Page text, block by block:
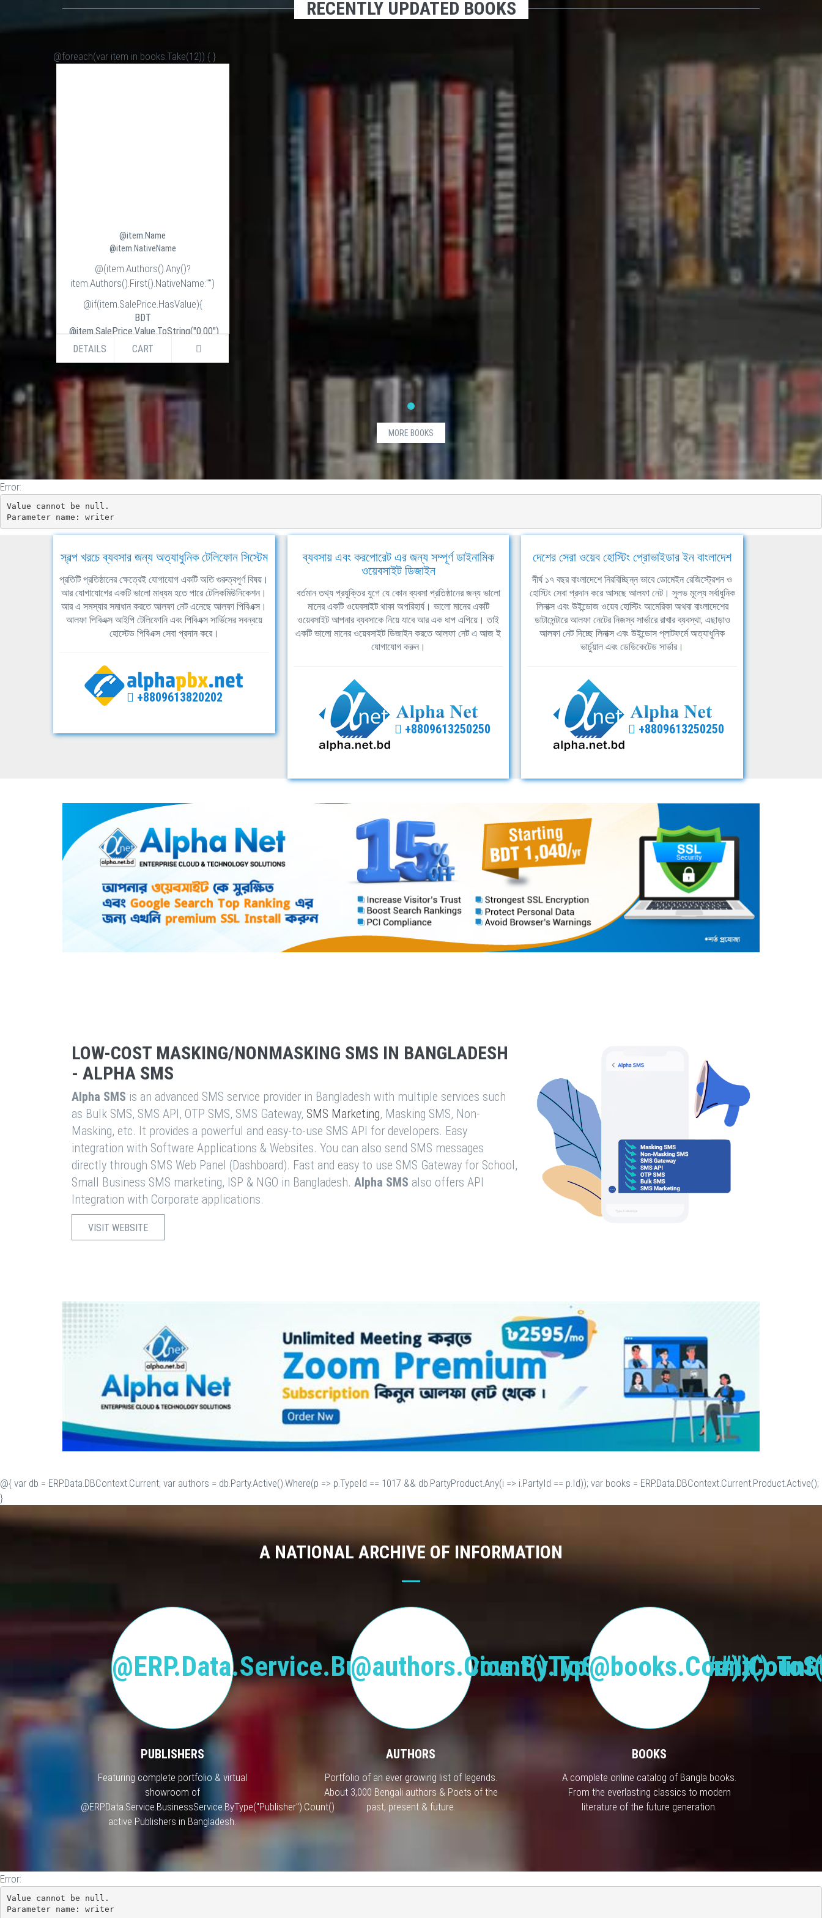
RECENTLY UPDATED BOOKS
@foreach(var item in books.Take(12)) { }
@item.Name
@item.NativeName
@(item.Authors().Any()?
item.Authors().First().NativeName:"")
@if(item.SalePrice.HasValue){
BDT
@item.SalePrice.Value.ToString("0.00")
BDT
}else if (item.ListPrice.HasValue) {
BDT
@item.ListPrice.Value.ToString("0.00")
DETAILS CART
MORE BOOKS
Error:
Value cannot be null.
Parameter name: writer
স্বল্প খরচে ব্যবসার জন্য অত্যাধুনিক টেলিফোন সিস্টেম
প্রতিটি প্রতিষ্ঠানের ক্ষেত্রেই যোগাযোগ একটি অতি গুরুত্বপূর্ণ বিষয়।
আর যোগাযোগের একটি ভালো মাধ্যম হতে পারে টেলিকমিউনিকেশন।
আর এ সমস্যার সমাধান করতে আলফা নেট এনেছে আলফা পিবিএক্স।
আলফা পিবিএক্স আইপি টেলিফোনি এবং পিবিএক্স সার্ভিসের সবন্বয়ে
হোস্টেড পিবিএক্স সেবা প্রদান করে।
+8809613820202
ব্যবসায় এবং করপোরেট এর জন্য সম্পূর্ণ ডাইনামিক
ওয়েবসাইট ডিজাইন
বর্তমান তথ্য প্রযুক্তির যুগে যে কোন ব্যবসা প্রতিষ্ঠানের জন্য ভালো
মানের একটি ওয়েবসাইট থাকা অপরিহার্য। ভালো মানের একটি
ওয়েবসাইট আপনার ব্যবসাকে নিয়ে যাবে আর এক ধাপ এগিয়ে। তাই
একটি ভালো মানের ওয়েবসাইট ডিজাইন করতে আলফা নেট এ আজ ই
যোগাযোগ করুন।
+8809613250250
দেশের সেরা ওয়েব হোস্টিং প্রোভাইডার ইন বাংলাদেশ
দীর্ঘ ১৭ বছর বাংলাদেশে নিরবিচ্ছিন্ন ভাবে ডোমেইন রেজিস্ট্রেশন ও
হোস্টিং সেবা প্রদান করে আসছে আলফা নেট। সুলভ মূল্যে সর্বাধুনিক
লিনাক্স এবং উইন্ডোজ ওয়েব হোস্টিং আমেরিকা অথবা বাংলাদেশের
ডাটাসেন্টারে আলফা নেটের নিজস্ব সার্ভারে রাখার ব্যবস্থা, এছাড়াও
আলফা নেট দিচ্ছে লিনাক্স এবং উইন্ডোস প্লাটফর্মে অত্যাধুনিক
ভার্চুয়াল এবং ডেডিকেটেড সার্ভার।
+8809613250250
LOW-COST MASKING/NONMASKING SMS IN BANGLADESH
- ALPHA SMS
Alpha SMS is an advanced SMS service provider in Bangladesh with multiple services such
as Bulk SMS, SMS API, OTP SMS, SMS Gateway, SMS Marketing, Masking SMS, Non-
Masking, etc. It provides a powerful and easy-to-use SMS API for developers. Easy
integration with Software Applications & Websites. You can also send SMS messages
directly through SMS Web Panel (Dashboard). Fast and easy to use SMS Gateway for School,
Small Business SMS marketing, ISP & NGO in Bangladesh. Alpha SMS also offers API
Integration with Corporate applications.
VISIT WEBSITE
@{ var db = ERP.Data.DBContext.Current; var authors = db.Party.Active().Where(p => p.TypeId == 1017 && db.PartyProduct.Any(i => i.PartyId == p.Id)); var books = ERP.Data.DBContext.Current.Product.Active();
}
A NATIONAL ARCHIVE OF INFORMATION
PUBLISHERS
Featuring complete portfolio & virtual
showroom of
@ERP.Data.Service.BusinessService.ByType("Publisher").Count()
active Publishers in Bangladesh.
@authors.Count().ToString("#,###")
AUTHORS
Portfolio of an ever growing list of legends.
About 3,000 Bengali authors & Poets of the
past, present & future.
BOOKS
A complete online catalog of Bangla books.
From the everlasting classics to modern
literature of the future generation.
Error:
Value cannot be null.
Parameter name: writer